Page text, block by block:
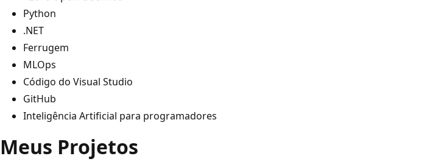
Python
.NET
Ferrugem
MLOps
Código do Visual Studio
GitHub
Inteligência Artificial para programadores
Meus Projetos